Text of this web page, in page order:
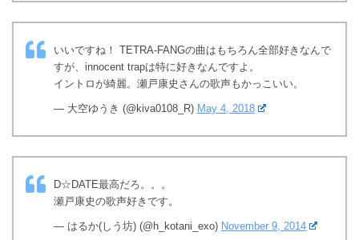
いいですね！ TETRA-FANGの曲はもちろん全部好きなんで
すが、innocent trapは特に好きなんですよ。
イントロが綺麗。瀬戸康史さんの歌声もかっこいい。
— 大空ゆうき (@kiva0108_R) May 4, 2018
D☆DATE最高だろ。。。
瀬戸康史の歌声好きです。
— はるか(しう坊) (@h_kotani_exo) November 9, 2014